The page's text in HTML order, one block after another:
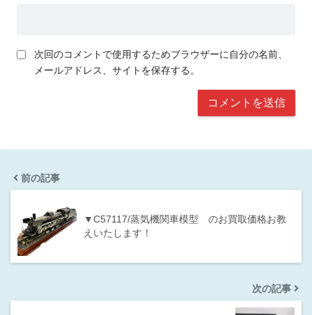
次回のコメントで使用するためブラウザーに自分の名前、
メールアドレス、サイトを保存する。
前の記事
▼C57117/蒸気機関車模型 のお買取価格お教
えいたします！
次の記事